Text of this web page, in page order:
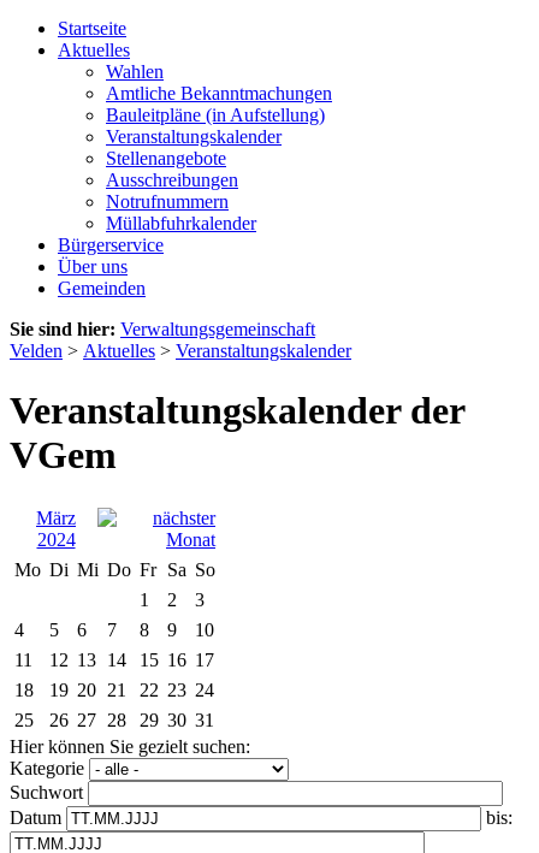
Startseite
Aktuelles
Wahlen
Amtliche Bekanntmachungen
Bauleitpläne (in Aufstellung)
Veranstaltungskalender
Stellenangebote
Ausschreibungen
Notrufnummern
Müllabfuhrkalender
Bürgerservice
Über uns
Gemeinden
Sie sind hier: Verwaltungsgemeinschaft
Velden > Aktuelles > Veranstaltungskalender
Veranstaltungskalender der
VGem
März
2024
Mo Di Mi Do Fr Sa So
1
2
3
4
5 6 7 8 9
10
11
12 13 14 15 16 17
18
19 20 21 22 23 24
25
26 27 28 29 30 31
Hier können Sie gezielt suchen:
Kategorie
Suchwort
Datum
bis: